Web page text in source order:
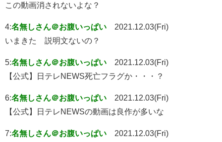
この動画消されないよな？
4:名無しさん＠お腹いっぱい
2021.12.03(Fri)
いまきた 説明文ないの？
5:名無しさん＠お腹いっぱい
2021.12.03(Fri)
【公式】日テレNEWS死亡フラグか・・・？
6:名無しさん＠お腹いっぱい
2021.12.03(Fri)
【公式】日テレNEWSの動画は良作が多いな
7:名無しさん＠お腹いっぱい
2021.12.03(Fri)